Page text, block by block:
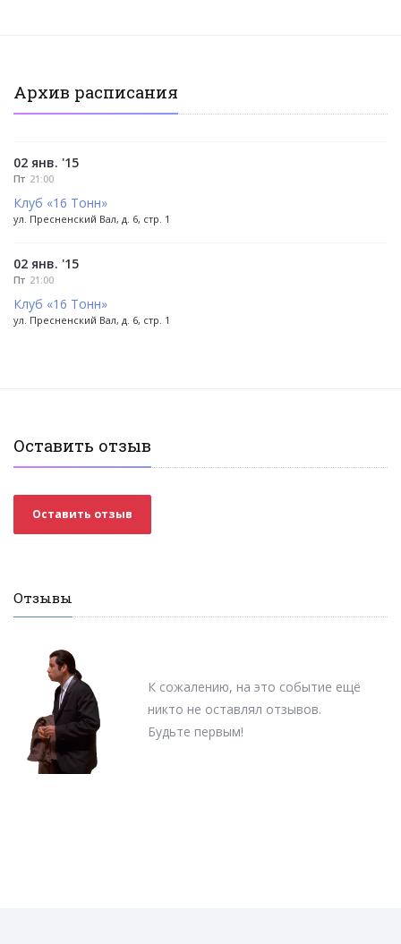
Архив расписания
02 янв. '15
Пт 21:00
Клуб «16 Тонн»
ул. Пресненский Вал, д. 6, стр. 1
02 янв. '15
Пт 21:00
Клуб «16 Тонн»
ул. Пресненский Вал, д. 6, стр. 1
Оставить отзыв
Оставить отзыв
Отзывы
К сожалению, на это событие ещё
никто не оставлял отзывов.
Будьте первым!